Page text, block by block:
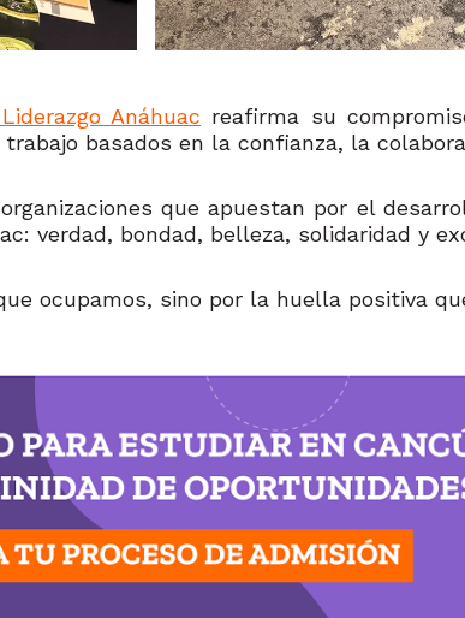
Anáhuac reafirma su
basados en la confianza, la
que apuestan por el
verdad, bondad, belleza, solidaridad y
ocupamos, sino por la huella positiva